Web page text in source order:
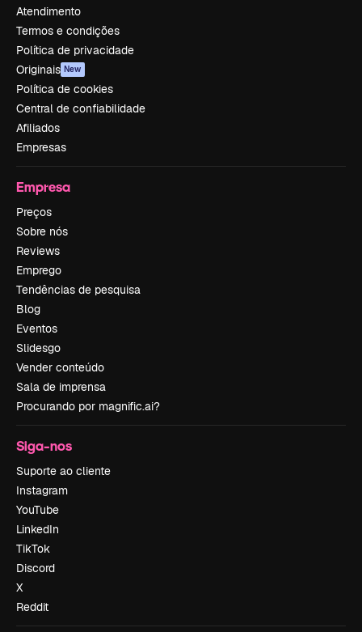
Atendimento
Termos e condições
Política de privacidade
Originais New
Política de cookies
Central de confiabilidade
Afiliados
Empresas
Empresa
Preços
Sobre nós
Reviews
Emprego
Tendências de pesquisa
Blog
Eventos
Slidesgo
Vender conteúdo
Sala de imprensa
Procurando por magnific.ai?
Siga-nos
Suporte ao cliente
Instagram
YouTube
LinkedIn
TikTok
Discord
X
Reddit